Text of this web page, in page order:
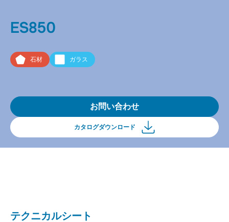
ES850
石材 ガラス
お問い合わせ
カタログダウンロード
テクニカルシート